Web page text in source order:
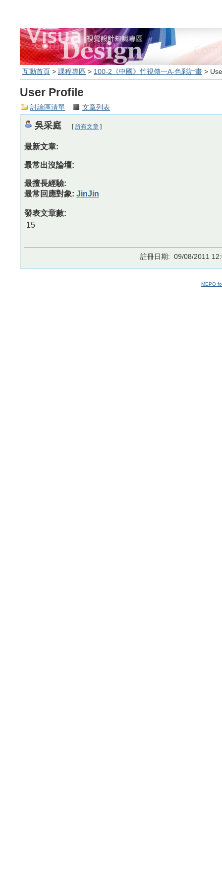
互動首頁 > 課程專區 > 100-2《中國》竹視傳一A-色彩計畫 >
User Profile
討論區清單 文章列表
吳采庭 [ 所有文章 ]
最新文章:
最常出沒論壇:
最擅長經驗:
最常回應對象: JinJin
發表文章數:
15
註冊日期: 09/08/2011
MEPO